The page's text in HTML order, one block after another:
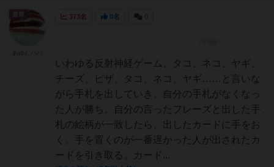
373名 0名
いわゆる反射神経ゲーム。タコ、ネコ、ヤギ、
チーズ、ピザ、タコ、ネコ、ヤギ……と言いな
がら手札を出していき、自分の手札がなくなっ
た人が勝ち。自分の言ったフレーズと出した手
札の絵柄が一致したら、出したカードに手をお
く。手を置くのが一番遅かった人が出されたカ
ードを引き取る。カード...
皇帝